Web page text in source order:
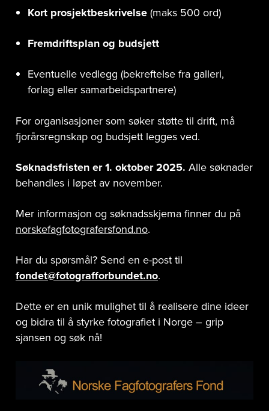
Kort prosjektbeskrivelse(maks 500 ord)
Fremdriftsplan og budsjett
Eventuelle vedlegg (bekreftelse fra galleri,
forlag eller samarbeidspartnere)
For organisasjoner som søker støtte til drift, må
fjorårsregnskap og budsjett legges ved.
Søknadsfristen er 1. oktober 2025. Alle søknader
behandles i løpet av november.
Mer informasjon og søknadsskjema finner du på
norskefagfotografersfond.no.
Har du spørsmål? Send en e-post til
fondet@fotografforbundet.no.
Dette er en unik mulighet til å realisere dine ideer
og bidra til å styrke fotografiet i Norge – grip
sjansen og søk nå!